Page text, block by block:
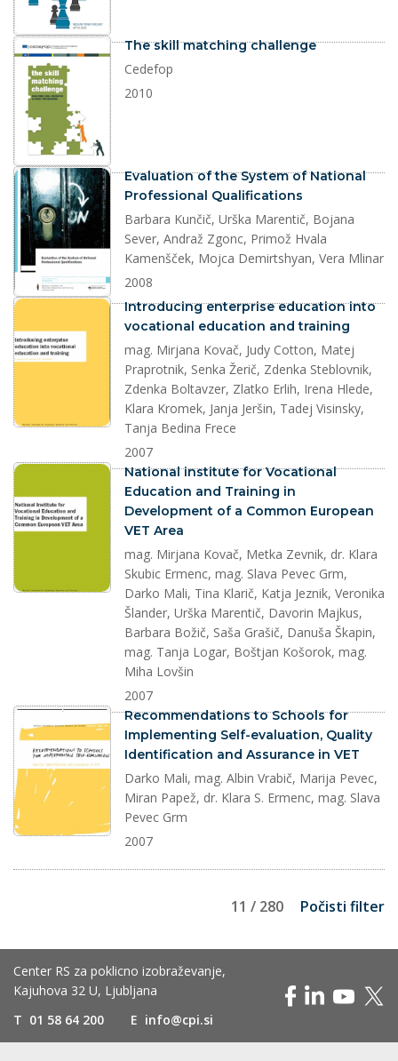
dokument
The skill matching challenge
Cedefop
2010
dokument
Evaluation of the System of National
Professional Qualifications
Barbara Kunčič, Urška Marentič, Bojana
Sever, Andraž Zgonc, Primož Hvala
Kamenšček, Mojca Demirtshyan, Vera Mlinar
2008
dokument
Introducing enterprise education into
vocational education and training
mag. Mirjana Kovač, Judy Cotton, Matej
Praprotnik, Senka Žerič, Zdenka Steblovnik,
Zdenka Boltavzer, Zlatko Erlih, Irena Hlede,
Klara Kromek, Janja Jeršin, Tadej Visinsky,
Tanja Bedina Frece
2007
dokument
National institute for Vocational
Education and Training in
Development of a Common European
VET Area
mag. Mirjana Kovač, Metka Zevnik, dr. Klara
Skubic Ermenc, mag. Slava Pevec Grm,
Darko Mali, Tina Klarič, Katja Jeznik, Veronika
Šlander, Urška Marentič, Davorin Majkus,
Barbara Božič, Saša Grašič, Danuša Škapin,
mag. Tanja Logar, Boštjan Košorok, mag.
Miha Lovšin
2007
dokument
Recommendations to Schools for
Implementing Self-evaluation, Quality
Identification and Assurance in VET
Darko Mali, mag. Albin Vrabič, Marija Pevec,
Miran Papež, dr. Klara S. Ermenc, mag. Slava
Pevec Grm
2007
11 / 280 Počisti filter
Center RS za poklicno izobraževanje,
Kajuhova 32 U, Ljubljana
T 01 58 64 200 E info@cpi.si